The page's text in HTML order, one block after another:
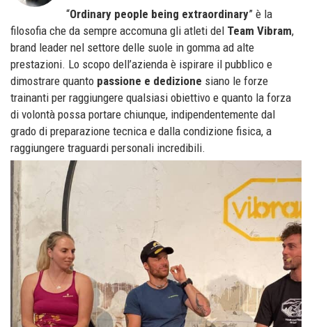
“Ordinary people being extraordinary” è la
filosofia che da sempre accomuna gli atleti del Team Vibram,
brand leader nel settore delle suole in gomma ad alte
prestazioni. Lo scopo dell’azienda è ispirare il pubblico e
dimostrare quanto passione e dedizione siano le forze
trainanti per raggiungere qualsiasi obiettivo e quanto la forza
di volontà possa portare chiunque, indipendentemente dal
grado di preparazione tecnica e dalla condizione fisica, a
raggiungere traguardi personali incredibili.